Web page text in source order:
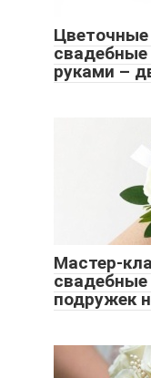
руками –
Мастер-
подружек